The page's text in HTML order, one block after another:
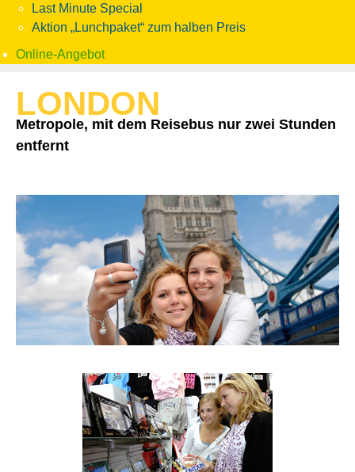
Last Minute Special
Aktion „Lunchpaket“ zum halben Preis
Online-Angebot
LONDON
Metropole, mit dem Reisebus nur zwei Stunden
entfernt